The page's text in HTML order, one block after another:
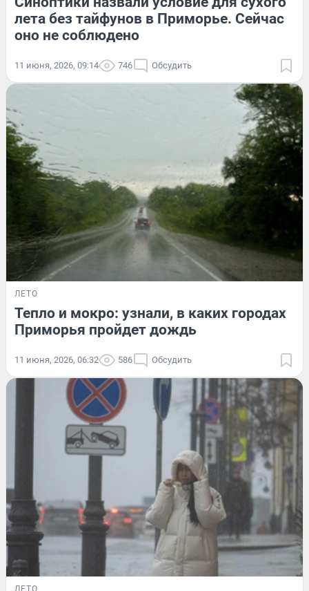
лета без тайфунов в Приморье. Сейчас
оно не соблюдено
11 июня, 2026, 09:14 746 Обсудить
ЛЕТО
Тепло и мокро: узнали, в каких городах
Приморья пройдет дождь
11 июня, 2026, 06:32 586 Обсудить
ЛЕТО